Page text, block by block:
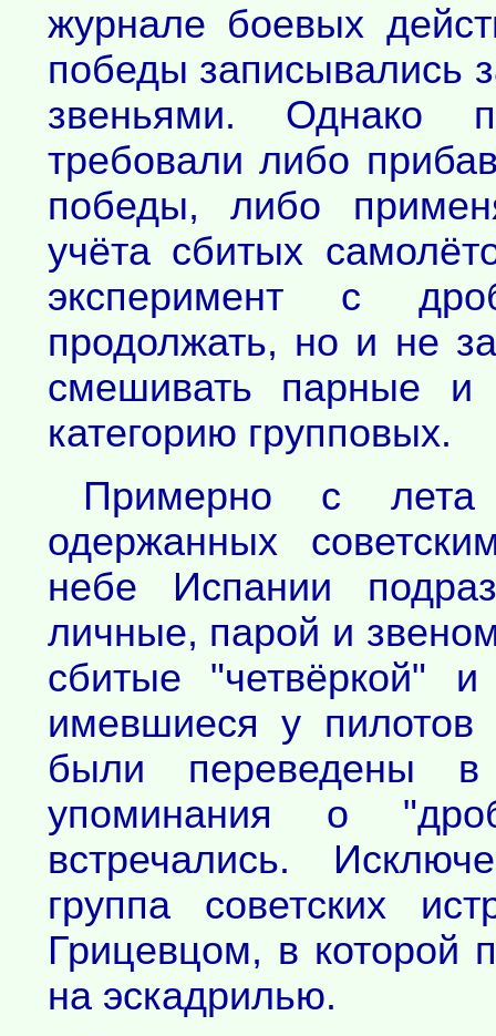
журнале боевых
победы записывались
звеньями. Однако
требовали либо
победы, либо
учёта сбитых
эксперимент с
продолжать, но и не
смешивать парные
категорию групповых.
Примерно с лета
одержанных
небе Испании
личные, парой и
сбитые "четвёркой"
имевшиеся у
были переведены
упоминания о
встречались.
группа советских
Грицевцом, в которой
на эскадрилью.